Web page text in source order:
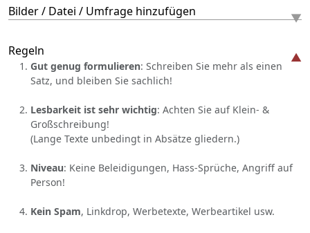
Bilder / Datei / Umfrage hinzufügen
Regeln
Gut genug formulieren: Schreiben Sie mehr als einen
Satz, und bleiben Sie sachlich!
Lesbarkeit ist sehr wichtig: Achten Sie auf Klein- &
Großschreibung!
(Lange Texte unbedingt in Absätze gliedern.)
Niveau: Keine Beleidigungen, Hass-Sprüche, Angriff auf
Person!
Kein Spam, Linkdrop, Werbetexte, Werbeartikel usw.